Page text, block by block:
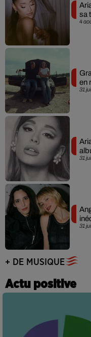
4
sa
31
en
31
31
+ DE MUSIQUE
Actu positive